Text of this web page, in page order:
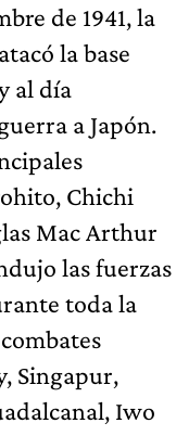
de 1941, la
la base
al día
a Japón.
Chichi
Mac Arthur
las fuerzas
toda la
Singapur,
Iwo